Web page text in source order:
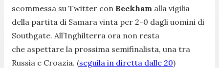
scommessa su Twitter con Beckham alla vigilia
della partita di Samara vinta per 2-0 dagli uomini di
Southgate. All’Inghilterra ora non resta
che aspettare la prossima semifinalista, una tra
Russia e Croazia. (seguila in diretta dalle 20)